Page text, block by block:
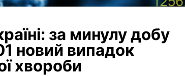
за минулу добу
новий випадок
хвороби